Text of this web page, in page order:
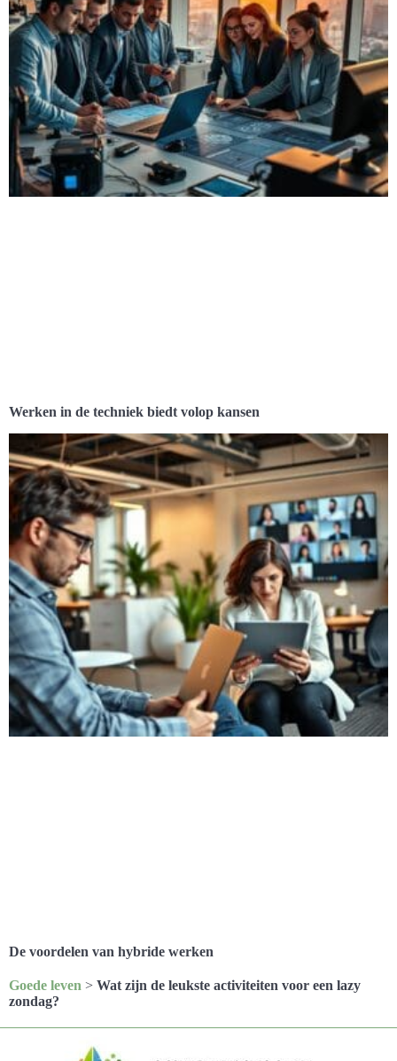
Werken in de techniek biedt volop kansen
De voordelen van hybride werken
Goede leven > Wat zijn de leukste activiteiten voor een lazy
zondag?